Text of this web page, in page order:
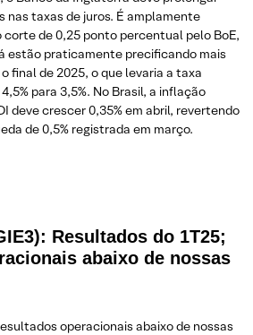
nas taxas de juros. É amplamente
corte de 0,25 ponto percentual pelo BoE,
estão praticamente precificando mais
final de 2025, o que levaria a taxa
para 3,5%. No Brasil, a inflação
deve crescer 0,35% em abril, revertendo
de 0,5% registrada em março.
Resultados do 1T25;
abaixo de nossas
operacionais abaixo de nossas